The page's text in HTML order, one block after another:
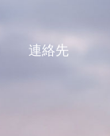
連絡先